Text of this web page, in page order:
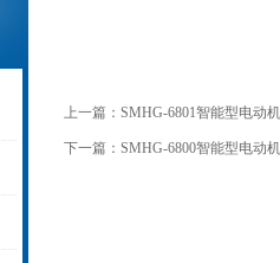
上一篇： SMHG-6801智能型电动
下一篇： SMHG-6800智能型电动